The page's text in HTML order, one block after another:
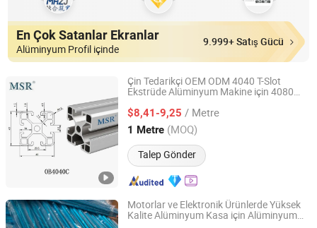
En Çok Satanlar Ekranlar
Alüminyum Profil içinde
9.999+ Satış Gücü
Çin Tedarikçi OEM ODM 4040 T-Slot
Ekstrüde Alüminyum Makine için 4080
$8,41-9,25 / Metre
1 Metre (MOQ)
Talep Gönder
Shaoxing Shangyu Mesier Metal Products Co., Ltd.
Zhejiang, China Fiyat 2019
Motorlar ve Elektronik Ürünlerde Yüksek
Kalite Alüminyum Kasa için Alüminyum
Jiangyin Noda New Materials Technology Co., Ltd.